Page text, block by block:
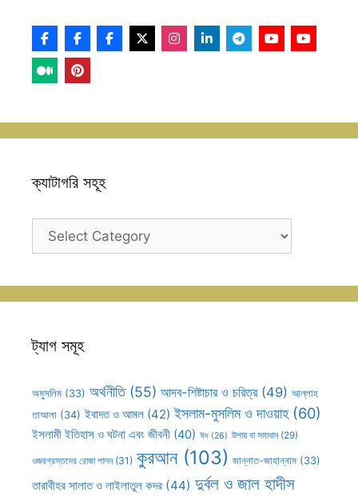
ক্যাটাগরি সহূহ
ক্যাটাগরি
ট্যাগ সমূহ
অমুসলিম (33) অর্থনীতি(55) আদব-শিষ্টাচার ও চরিত্র(49) আল্লাহ
তাআলা (34) ইবাদত ও আমল (42) ইসলাম-মুসলিম ও দাওয়াহ(60)
ইসলামী ইতিহাস ও ঘটনা এবং জীবনী (40) ঈদ (26) উপায় বা সমাধান(29)
ওজরগ্রস্তদের রোজা পালন(31) কুরআন(103) জান্নাত-জাহান্নাম (33)
তারাবীহর সালাত ও লাইলাতুল কদর (44) দুর্বল ও জাল হাদীস